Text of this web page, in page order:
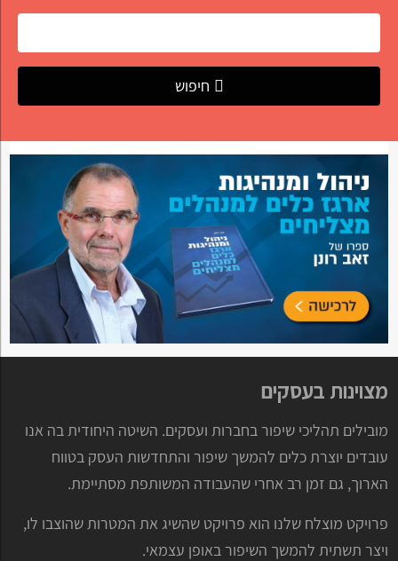
חיפוש
מצוינות בעסקים
מובילים תהליכי שיפור בחברות ועסקים. השיטה היחודית בה אנו
עובדים יוצרת כלים להמשך שיפור והתחדשות העסק בטווח
הארוך, גם זמן רב אחרי שהעבודה המשותפת מסתיימת.
פרויקט מוצלח שלנו הוא פרויקט שהשיג את המטרות שהוצבו לו,
ויצר תשתית להמשך השיפור באופן עצמאי.